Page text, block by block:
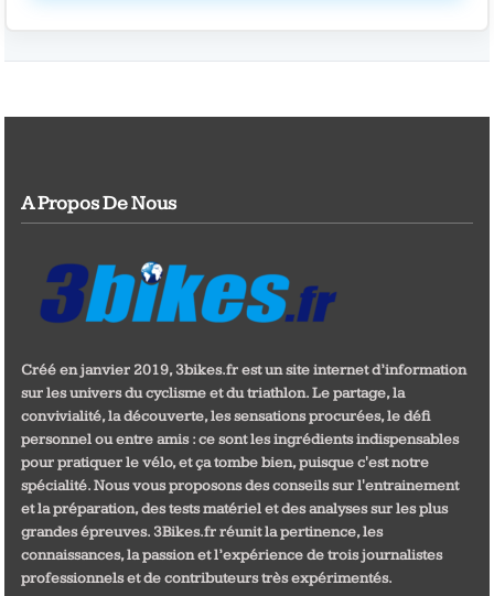
A Propos De Nous
Créé en janvier 2019, 3bikes.fr est un site internet d’information
sur les univers du cyclisme et du triathlon. Le partage, la
convivialité, la découverte, les sensations procurées, le défi
personnel ou entre amis : ce sont les ingrédients indispensables
pour pratiquer le vélo, et ça tombe bien, puisque c'est notre
spécialité. Nous vous proposons des conseils sur l'entrainement
et la préparation, des tests matériel et des analyses sur les plus
grandes épreuves. 3Bikes.fr réunit la pertinence, les
connaissances, la passion et l’expérience de trois journalistes
professionnels et de contributeurs très expérimentés.